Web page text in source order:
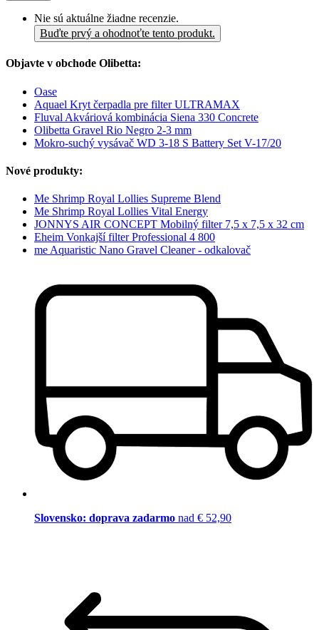
Nie sú aktuálne žiadne recenzie.
Buďte prvý a ohodnoťte tento produkt.
Objavte v obchode Olibetta:
Oase
Aquael Kryt čerpadla pre filter ULTRAMAX
Fluval Akváriová kombinácia Siena 330 Concrete
Olibetta Gravel Rio Negro 2-3 mm
Mokro-suchý vysávač WD 3-18 S Battery Set V-17/20
Nové produkty:
Me Shrimp Royal Lollies Supreme Blend
Me Shrimp Royal Lollies Vital Energy
JONNYS AIR CONCEPT Mobilný filter 7,5 x 7,5 x 32 cm
Eheim Vonkajší filter Professional 4 800
me Aquaristic Nano Gravel Cleaner - odkalovač
Slovensko: doprava zadarmo nad € 52,90